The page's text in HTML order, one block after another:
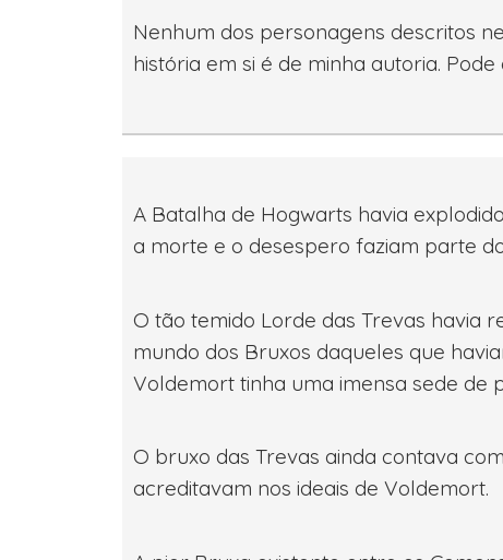
Nenhum dos personagens descritos
história em si é de minha autoria.
A Batalha de Hogwarts havia
a morte e o desespero faziam parte
O tão temido Lorde das Trevas havia
mundo dos Bruxos daqueles que
Voldemort tinha uma imensa sede de
O bruxo das Trevas ainda contava
acreditavam nos ideais de Voldemort.